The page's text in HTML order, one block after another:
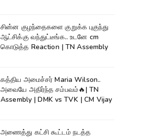
சின்ன குழந்தைகளை குறுக்க புகுந்து
ஆட்சிக்கு வந்துட்டீங்க.. உடனே cm
கொடுத்த Reaction | TN Assembly
கத்திய அமைச்சர் Maria Wilson..
அவையே அதிர்ந்த சம்பவம்🔥| TN
Assembly | DMK vs TVK | CM Vijay
அணைத்து கட்சி கூட்டம் நடத்த